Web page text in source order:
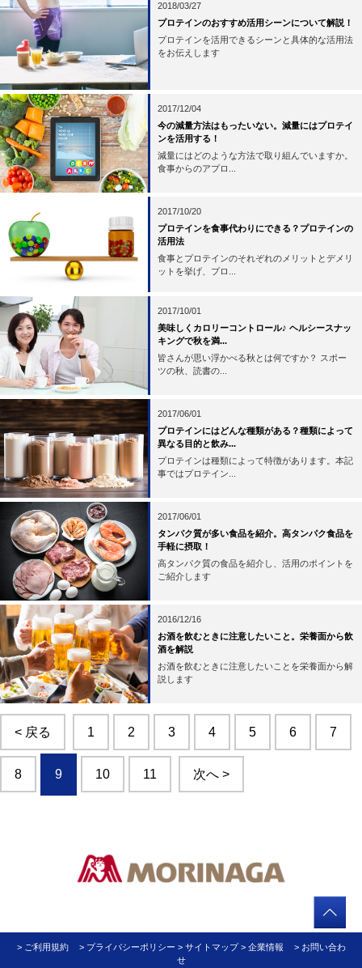
2018/03/27
プロテインのおすすめ活用シーンについて解説！
プロテインを活用できるシーンと具体的な活用法
をお伝えします
2017/12/04
今の減量方法はもったいない。減量にはプロテイ
ンを活用する！
減量にはどのような方法で取り組んでいますか。
食事からのアプロ...
2017/10/20
プロテインを食事代わりにできる？プロテインの
活用法
食事とプロテインのそれぞれのメリットとデメリ
ットを挙げ、プロ...
2017/10/01
美味しくカロリーコントロール♪ ヘルシースナッ
キングで秋を満...
皆さんが思い浮かべる秋とは何ですか？ スポー
ツの秋、読書の...
2017/06/01
プロテインにはどんな種類がある？種類によって
異なる目的と飲み...
プロテインは種類によって特徴があります。本記
事ではプロテイン...
2017/06/01
タンパク質が多い食品を紹介。高タンパク食品を
手軽に摂取！
高タンパク質の食品を紹介し、活用のポイントを
ご紹介します
2016/12/16
お酒を飲むときに注意したいこと。栄養面から飲
酒を解説
お酒を飲むときに注意したいことを栄養面から解
説します
< 戻る 1 2 3 4 5 6 7
8 9 10 11 次へ >
> ご利用規約 > プライバシーポリシー > サイトマップ > 企業情報
> お問い合わ
せ